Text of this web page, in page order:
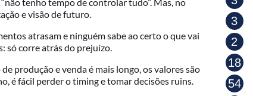
tenho tempo de controlar tudo”. Mas, no
e visão de futuro.
atrasam e ninguém sabe ao certo o que vai
só corre atrás do prejuízo.
de produção e venda é mais longo, os valores são
é fácil perder o timing e tomar decisões ruins.
3
2
18
54